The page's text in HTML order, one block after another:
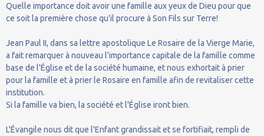
Quelle importance doit avoir une famille aux yeux de Dieu pour que
ce soit la première chose qu'il procure à Son Fils sur Terre!
Jean Paul II, dans sa lettre apostolique Le Rosaire de la Vierge Marie,
a fait remarquer à nouveau l'importance capitale de la famille comme
base de l'Église et de la société humaine, et nous exhortait à prier
pour la famille et à prier le Rosaire en famille afin de revitaliser cette
institution.
Si la famille va bien, la société et l'Église iront bien.
L'Évangile nous dit que l'Enfant grandissait et se fortifiait, rempli de